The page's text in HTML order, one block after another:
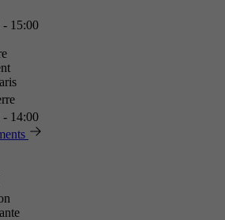
- 15:00
- 14:00